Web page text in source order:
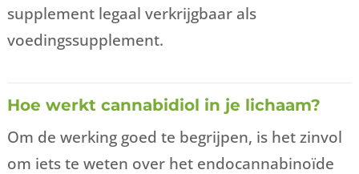
supplement legaal verkrijgbaar als
voedingssupplement.
Hoe werkt cannabidiol in je lichaam?
Om de werking goed te begrijpen, is het zinvol
om iets te weten over het endocannabinoïde